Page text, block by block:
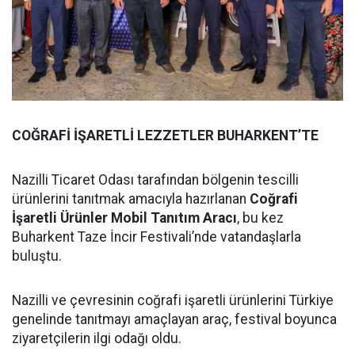
COĞRAFİ İŞARETLİ LEZZETLER BUHARKENT’TE
Nazilli Ticaret Odası tarafından bölgenin tescilli
ürünlerini tanıtmak amacıyla hazırlanan Coğrafi
İşaretli Ürünler Mobil Tanıtım Aracı, bu kez
Buharkent Taze İncir Festivali’nde vatandaşlarla
buluştu.
Nazilli ve çevresinin coğrafi işaretli ürünlerini Türkiye
genelinde tanıtmayı amaçlayan araç, festival boyunca
ziyaretçilerin ilgi odağı oldu.